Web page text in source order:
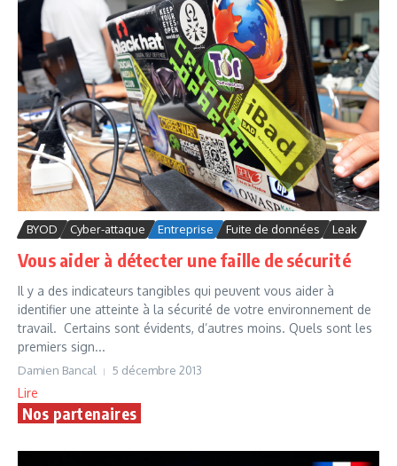
BYOD Cyber-attaque Entreprise Fuite de données Leak
Vous aider à détecter une faille de sécurité
Il y a des indicateurs tangibles qui peuvent vous aider à
identifier une atteinte à la sécurité de votre environnement de
travail. Certains sont évidents, d’autres moins. Quels sont les
premiers sign...
Damien Bancal 5 décembre 2013
Lire
Nos partenaires